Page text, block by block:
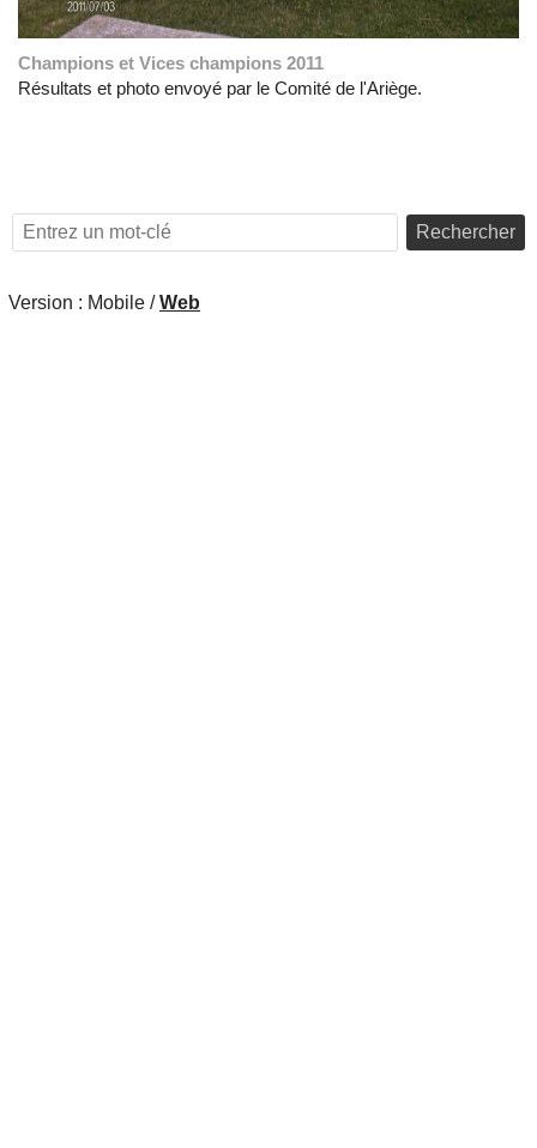
Champions et Vices champions 2011
Résultats et photo envoyé par le Comité de l'Ariège.
Rechercher
Version : Mobile /Web